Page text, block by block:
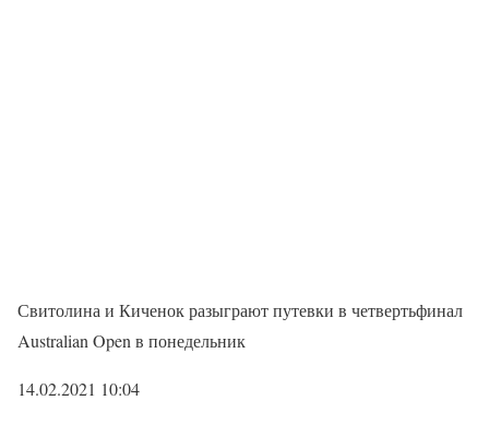
Свитолина и Киченок разыграют путевки в четвертьфинал
Australian Open в понедельник
14.02.2021 10:04